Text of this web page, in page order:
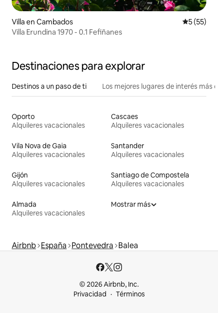
Villa en Cambados
5 (55)
Villa Erundina 1970 - 0.1 Fefiñanes
Destinaciones para explorar
Destinos a un paso de ti Los mejores lugares de interés más
Oporto
Alquileres vacacionales
Cascaes
Alquileres vacacionales
Vila Nova de Gaia
Alquileres vacacionales
Santander
Alquileres vacacionales
Gijón
Alquileres vacacionales
Santiago de Compostela
Alquileres vacacionales
Almada
Alquileres vacacionales
Mostrar más
Airbnb España Pontevedra Balea
© 2026 Airbnb, Inc.
Privacidad
Términos